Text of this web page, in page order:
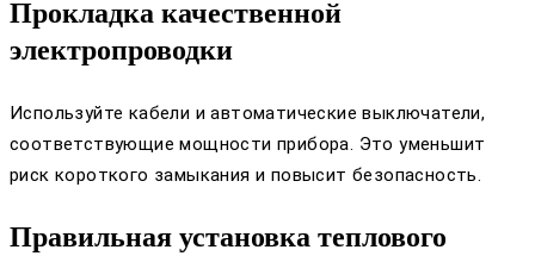
Прокладка качественной
электропроводки
Используйте кабели и автоматические выключатели,
соответствующие мощности прибора. Это уменьшит
риск короткого замыкания и повысит безопасность.
Правильная установка теплового